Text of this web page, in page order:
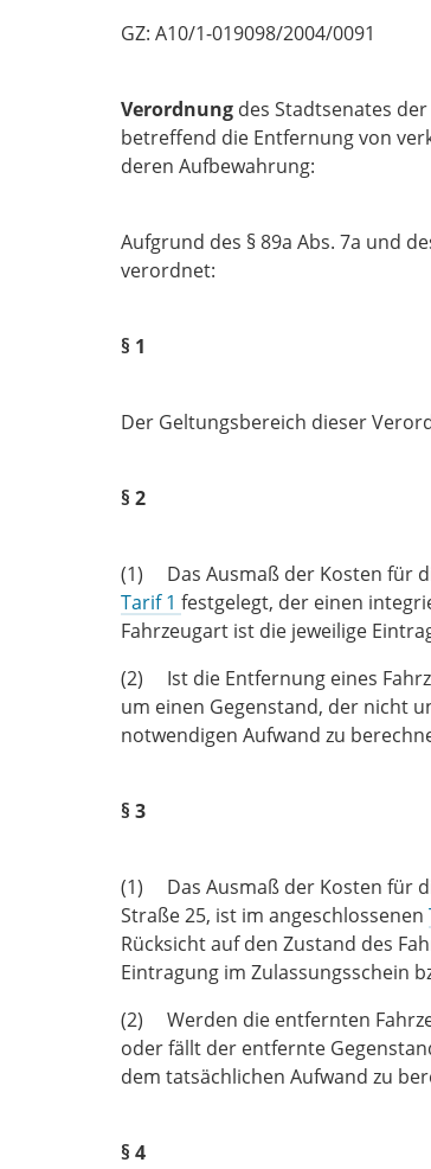
GZ: A10/1-019098/2004/0091
Verordnung des Stadtsenates
betreffend die Entfernung von
deren Aufbewahrung:
Aufgrund des § 89a Abs. 7a und
verordnet:
§ 1
Der Geltungsbereich dieser
§ 2
(1) Das Ausmaß der Kosten für
Tarif 1 festgelegt, der einen
Fahrzeugart ist die jeweilige
(2) Ist die Entfernung eines
um einen Gegenstand, der nicht
notwendigen Aufwand zu
§ 3
(1) Das Ausmaß der Kosten für
Straße 25, ist im angeschlossenen
Rücksicht auf den Zustand des
Eintragung im Zulassungsschein
(2) Werden die entfernten
oder fällt der entfernte
dem tatsächlichen Aufwand zu
§ 4